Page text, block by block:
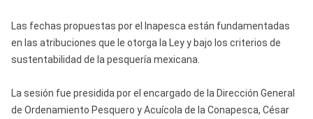
Las fechas propuestas por el Inapesca están fundamentadas
en las atribuciones que le otorga la Ley y bajo los criterios de
sustentabilidad de la pesquería mexicana.
La sesión fue presidida por el encargado de la Dirección General
de Ordenamiento Pesquero y Acuícola de la Conapesca, César